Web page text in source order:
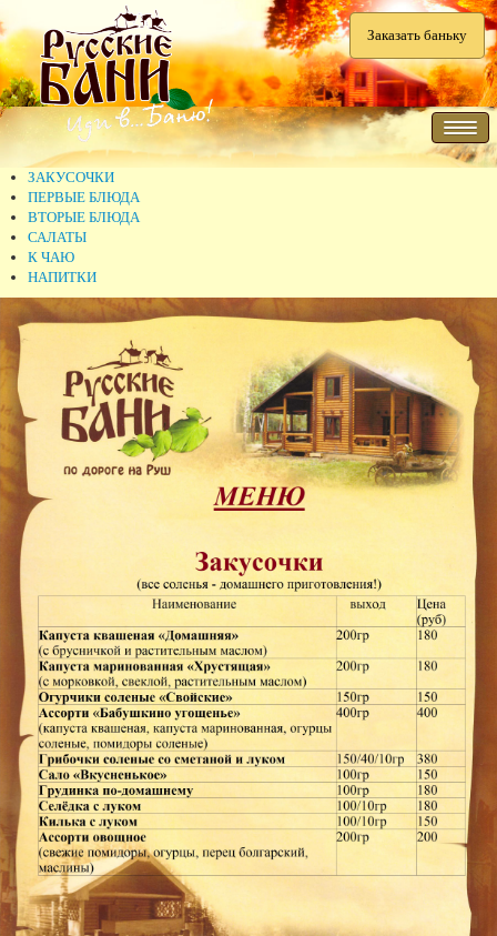
Заказать баньку
ЗАКУСОЧКИ
ПЕРВЫЕ БЛЮДА
ВТОРЫЕ БЛЮДА
САЛАТЫ
К ЧАЮ
НАПИТКИ